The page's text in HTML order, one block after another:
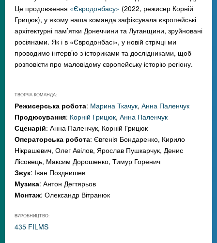
Це продовження «Євродонбасу» (2022, режисер Корній
Грицюк), у якому наша команда зафіксувала європейські
архітектурні пам’ятки Донеччини та Луганщини, зруйновані
росіянами. Як і в «Євродонбасі», у новій стрічці ми
проводимо інтерв’ю з істориками та дослідниками, щоб
розповісти про маловідому європейську історію регіону.
ТВОРЧА КОМАНДА:
Режисерська робота: Марина Ткачук, Анна Паленчук
Продюсування: Корній Грицюк, Анна Паленчук
Сценарій: Анна Паленчук, Корній Грицюк
Операторська робота: Євгенія Бондаренко, Кирило
Нікрашевич, Олег Авілов, Ярослав Пушкарчук, Денис
Лісовець, Максим Дорошенко, Тимур Горенич
Звук: Іван Позднишев
Музика: Антон Дегтярьов
Монтаж: Олександр Вітранюк
ВИРОБНИЦТВО:
435 FILMS